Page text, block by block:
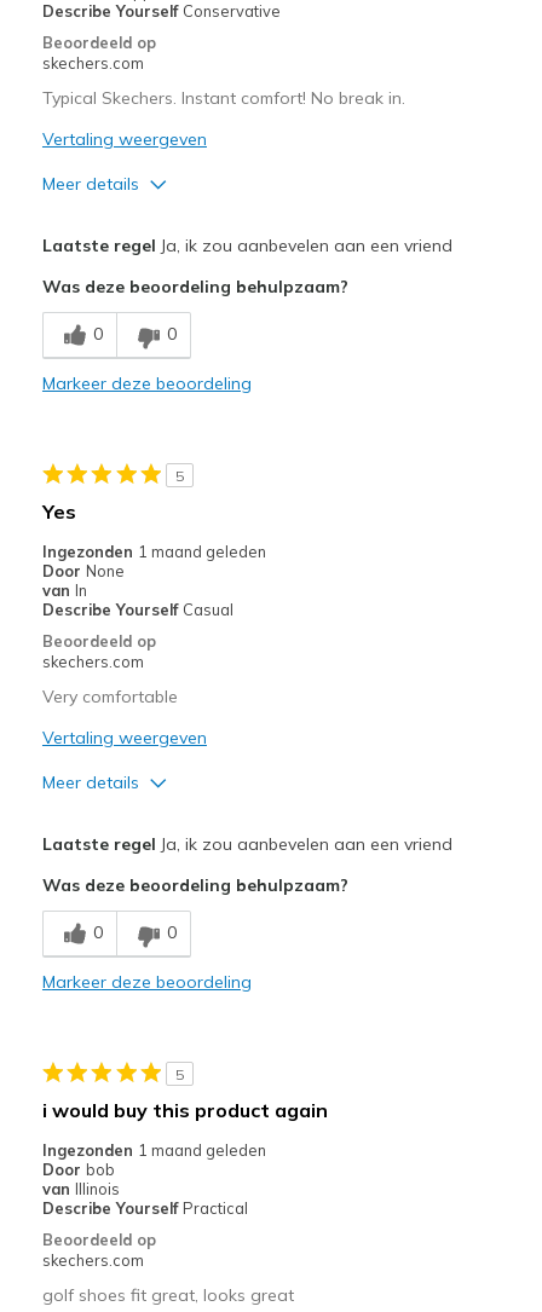
Width
Sizing
View On Shoes
Shoes are for Wearing
Describe Yourself Conservative
Beoordeeld op
skechers.com
Typical Skechers. Instant comfort! No break in.
Vertaling weergeven
Meer details
Breathe Well
Comfortable
Special Occasions
Width
Feels true to width
Sizing
View On Shoes
Shoes are for Wearing
Laatste regel Ja, ik zou aanbevelen aan een vriend
Was deze beoordeling behulpzaam?
0 0
Markeer deze beoordeling
5
Yes
Ingezonden 1 maand geleden
Door None
van In
Describe Yourself Casual
Beoordeeld op
skechers.com
Very comfortable
Vertaling weergeven
Meer details
Beste toepassingen
Golfing
View On Shoes
I'm Into Shoes
Laatste regel Ja, ik zou aanbevelen aan een vriend
Was deze beoordeling behulpzaam?
0 0
Markeer deze beoordeling
5
i would buy this product again
Ingezonden 1 maand geleden
Door bob
van Illinois
Describe Yourself Practical
Beoordeeld op
skechers.com
golf shoes fit great, looks great